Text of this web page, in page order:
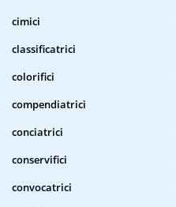
cimici
classificatrici
colorifici
compendiatrici
conciatrici
conservifici
convocatrici